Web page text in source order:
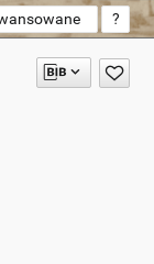
?